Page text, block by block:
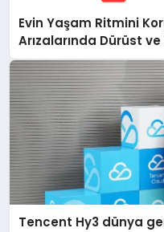
Evin Yaşam Ritmini
Arızalarında Dürüst
Tencent Hy3 dünya